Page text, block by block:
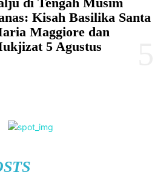
Kisah Basilika Santa
Maggiore dan
5 Agustus